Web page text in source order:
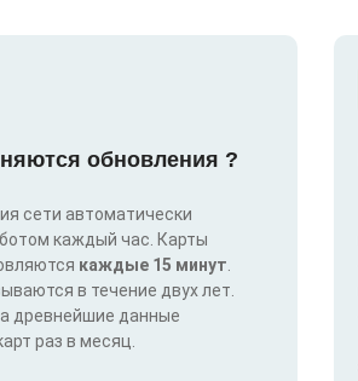
обновления ?
сети автоматически
каждый час. Карты
каждые 15 минут
в течение двух лет.
древнейшие данные
раз в месяц.